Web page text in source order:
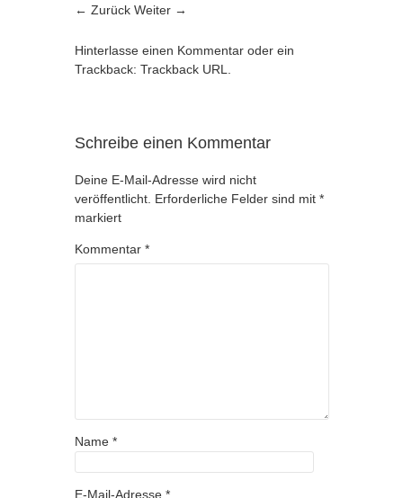
← Zurück Weiter →
Hinterlasse einen Kommentar oder ein
Trackback: Trackback URL
Schreibe einen Kommentar
Deine E-Mail-Adresse wird nicht
veröffentlicht. Erforderliche Felder sind mit *
markiert
Kommentar *
Name *
E-Mail-Adresse *